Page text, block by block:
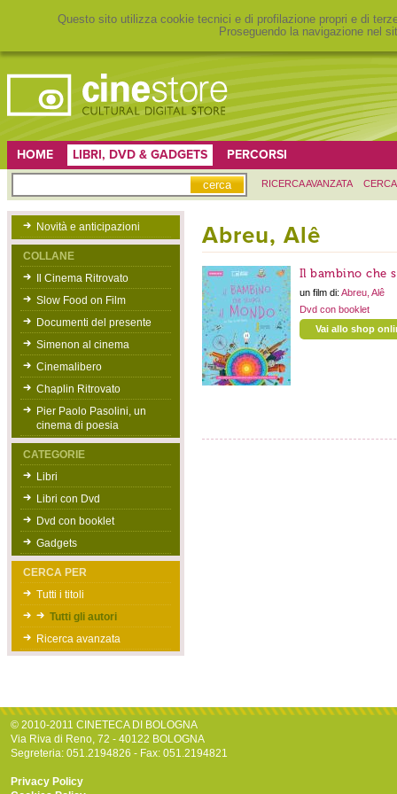
Questo sito utilizza cookie tecnici e di profilazione propri e di
Proseguendo la navigazione nel
HOME LIBRI, DVD & GADGETS PERCORSI
RICERCA AVANZATA
Novità e anticipazioni
COLLANE
Il Cinema Ritrovato
Slow Food on Film
Documenti del presente
Simenon al cinema
Cinemalibero
Chaplin Ritrovato
Pier Paolo Pasolini, un
cinema di poesia
CATEGORIE
Libri
Libri con Dvd
Dvd con booklet
Gadgets
CERCA PER
Tutti i titoli
Tutti gli autori
Ricerca avanzata
Abreu, Alê
Il bambino che
un film di: Abreu, Alê
Dvd con booklet
Vai allo shop
© 2010-2011 CINETECA DI BOLOGNA
Via Riva di Reno, 72 - 40122 BOLOGNA
Segreteria: 051.2194826 - Fax: 051.2194821
Privacy Policy